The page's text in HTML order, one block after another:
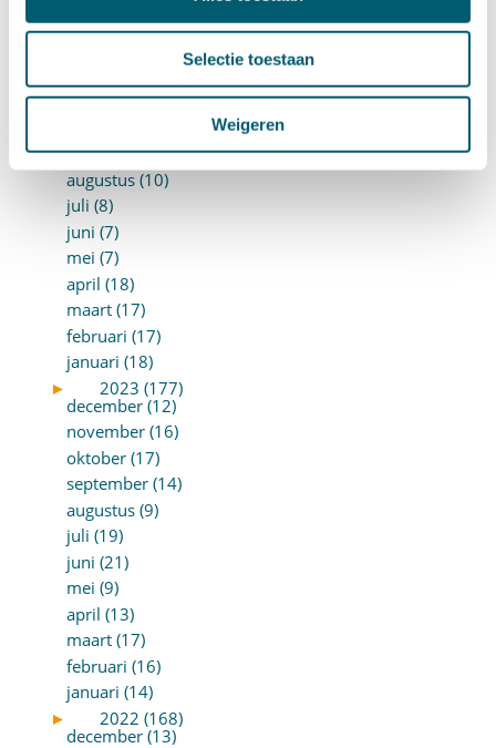
Selectie toestaan
Weigeren
januari (15)
november (17)
september (9)
augustus (10)
juli (8)
juni (7)
mei (7)
april (18)
maart (17)
februari (17)
januari (18)
►
2023 (177)
december (12)
november (16)
oktober (17)
september (14)
augustus (9)
juli (19)
juni (21)
mei (9)
april (13)
maart (17)
februari (16)
januari (14)
►
2022 (168)
december (13)